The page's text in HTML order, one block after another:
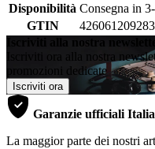
Disponibilità Consegna in
GTIN
Iscriviti alla nostra
Iscriviti ora alla nostra
promozioni dedicate
Iscriviti ora
Garanzie ufficiali Italia
La maggior parte dei nostri